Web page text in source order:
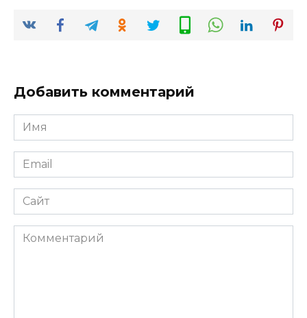
Добавить комментарий
Имя
*
Email
*
Сайт
Комментарий